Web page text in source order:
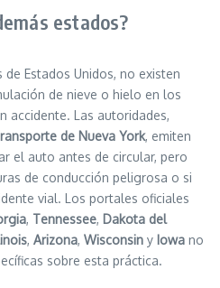
estados?
Estados Unidos, no existen
de nieve o hielo en los
accidente. Las autoridades,
de Nueva York, emiten
el auto antes de circular, pero
de conducción peligrosa o si
vial. Los portales oficiales
, Tennessee, Dakota del
, Arizona, Wisconsin y Iowa no
sobre esta práctica.